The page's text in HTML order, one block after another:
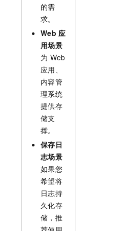
的需
求。
Web 应
用场景
为 Web
应用、
内容管
理系统
提供存
储支
撑。
保存日
志场景
如果您
希望将
日志持
久化存
储，推